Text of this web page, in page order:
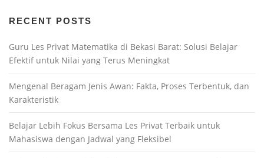
RECENT POSTS
Guru Les Privat Matematika di Bekasi Barat: Solusi Belajar
Efektif untuk Nilai yang Terus Meningkat
Mengenal Beragam Jenis Awan: Fakta, Proses Terbentuk, dan
Karakteristik
Belajar Lebih Fokus Bersama Les Privat Terbaik untuk
Mahasiswa dengan Jadwal yang Fleksibel